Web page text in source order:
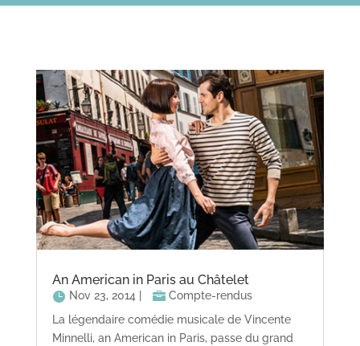
An American in Paris au Châtelet
Nov 23, 2014|
Compte-rendus
La légendaire comédie musicale de Vincente
Minnelli, an American in Paris, passe du grand